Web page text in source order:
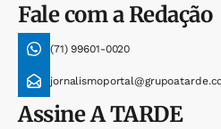
Fale com a Redação
(71) 99601-0020
AssineA TARDE